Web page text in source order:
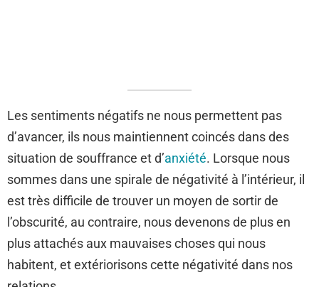
Les sentiments négatifs ne nous permettent pas
d’avancer, ils nous maintiennent coincés dans des
situation de souffrance et d’anxiété. Lorsque nous
sommes dans une spirale de négativité à l’intérieur, il
est très difficile de trouver un moyen de sortir de
l’obscurité, au contraire, nous devenons de plus en
plus attachés aux mauvaises choses qui nous
habitent, et extériorisons cette négativité dans nos